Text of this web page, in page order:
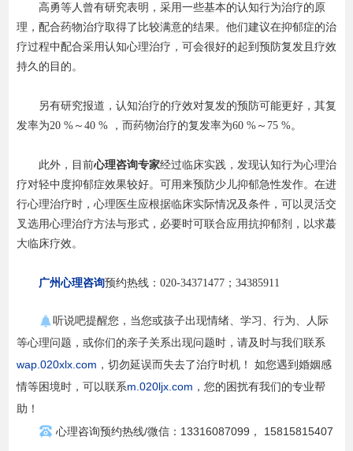
高勇等人曾有研究表明，采用一些基本的认知行为治疗的原
理，配合药物治疗取得了比较满意的结果。他们建议在抑郁症的治
疗过程中配合采用认知心理治疗，可会很好的起到预防复发且疗效
持久的目的。
另有研究报道，认知治疗的疗效对复发的预防可能更好，其复
发率为20 %～40 % ，而药物治疗的复发率为60 %～75 %。
此外，目前心理咨询专家经过临床实践，发现认知行为心理治
疗对轻中度抑郁症效果较好。可用来预防少儿抑郁急性发作。在进
行心理治疗时，心理医生应根据临床实际情况及条件，可以灵活交
叉选用心理治疗方法与形式，必要时可联合应用抗抑郁剂，以求蕞
大临床疗效。
广州心理咨询预约热线：020-34371477；34385911
听说吧提醒您，当您或孩子出现情绪、学习、行为、人际
等心理问题，或你们的亲子关系出现问题时，请及时与我们联系
wap.020xlx.com ，切勿延误而失去了治疗时机！ 如您遇到婚姻感
情等困境时，可以联系m.020ljx.com ，您的困扰有我们的专业帮
助！
心理咨询预约热线/微信：13316087099， 15815815407